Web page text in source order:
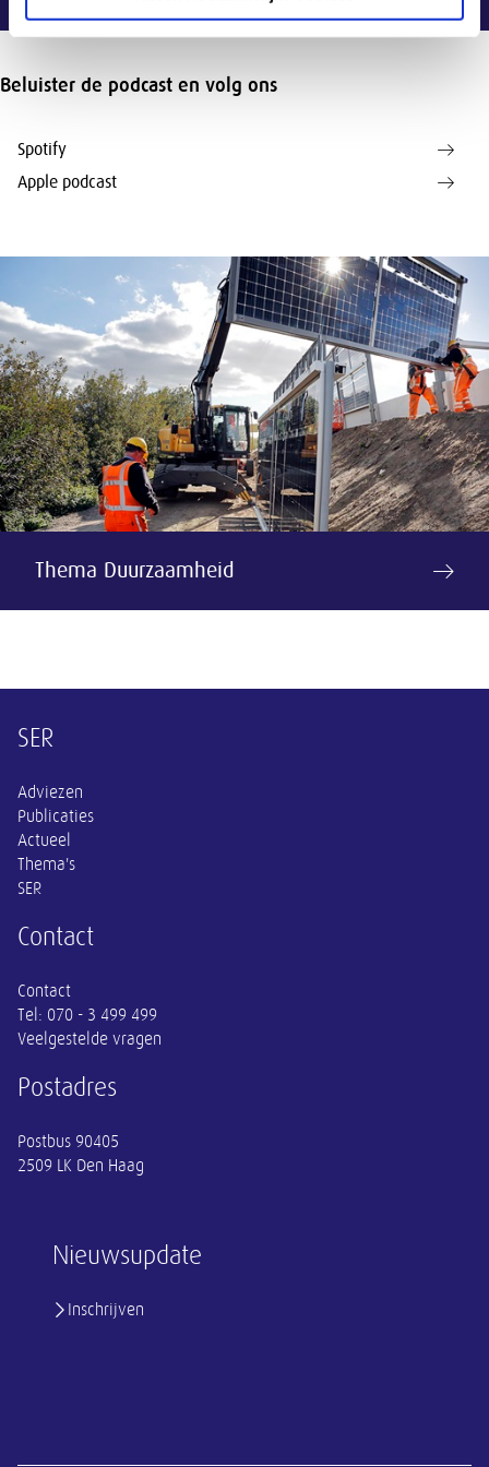
Beluister de podcast en volg ons
Spotify
Apple podcast
Thema Duurzaamheid
Overige informatie
Nieuwsupdate
Inschrijven
SER
Adviezen
Publicaties
Actueel
Thema's
SER
Contact
Contact
Tel: 070 - 3 499 499
Veelgestelde vragen
Postadres
Postbus 90405
2509 LK Den Haag